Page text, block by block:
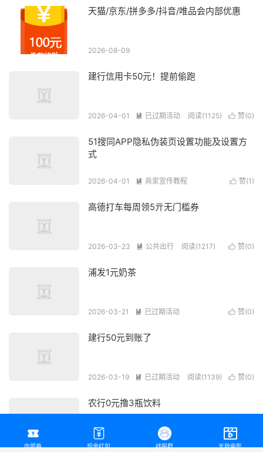
天猫/京东/拼多多/抖音/唯品会内部优惠
2026-08-09
建行信用卡50元！提前偷跑
 赞(0)
2026-04-01  已过期活动 阅读(1125)
51搜同APP隐私伪装页设置功能及设置方
式
 赞(1 )
2026-04-01  商家宣传教程
高德打车每周领5亓无门槛券
 赞(0)
2026-03-23  公共出行 阅读(1217)
浦发1元奶茶
 赞(0)
2026-03-21  已过期活动
建行50元到账了
 赞(0)
2026-03-19  已过期活动 阅读(1139)
农行0元撸3瓶饮料
 赞(
2026-03-19 已过期活动 阅读(1121)

内部券

现金红包

线报群

无敌电影